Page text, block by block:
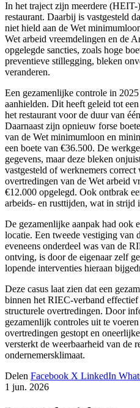
In het traject zijn meerdere
restaurant. Daarbij is vastgesteld
niet hield aan de Wet
Wet arbeid vreemdelingen en de
opgelegde sancties, zoals hoge
preventieve stillegging, bleken
veranderen.
Een gezamenlijke controle in
aanhielden. Dit heeft geleid tot
het restaurant voor de duur van
Daarnaast zijn opnieuw forse
van de Wet minimumloon en
een boete van €36.500. De
gegevens, maar deze bleken
vastgesteld of werknemers correct
overtredingen van de Wet arbeid
€12.000 opgelegd. Ook ontbrak
arbeids- en rusttijden, wat in strijd
De gezamenlijke aanpak had ook
locatie. Een tweede vestiging van
eveneens onderdeel was van de
ontving, is door de eigenaar zelf
lopende interventies hieraan
Deze casus laat zien dat een
binnen het RIEC-verband
structurele overtredingen. Door
gezamenlijk controles uit te
overtredingen gestopt en
versterkt de weerbaarheid van de
ondernemersklimaat.
Delen Facebook X LinkedIn
1 jun. 2026